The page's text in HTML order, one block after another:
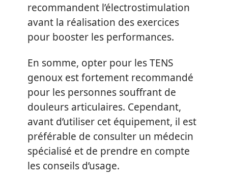
recommandent l’électrostimulation
avant la réalisation des exercices
pour booster les performances.
En somme, opter pour les TENS
genoux est fortement recommandé
pour les personnes souffrant de
douleurs articulaires. Cependant,
avant d’utiliser cet équipement, il est
préférable de consulter un médecin
spécialisé et de prendre en compte
les conseils d’usage.